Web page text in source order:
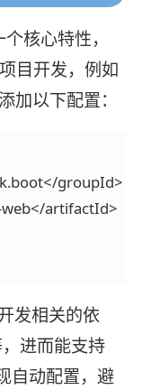
核心特性，
目开发，例如
以下配置：
groupId>
web</artifactId>
发相关的依
进而能支持
自动配置，避